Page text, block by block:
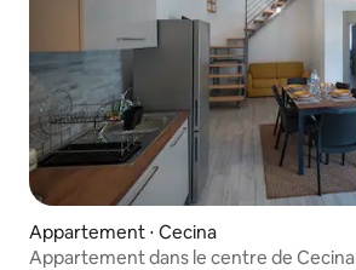
Appartement ⋅ Cecina
Appartement dans le centre de Cecina